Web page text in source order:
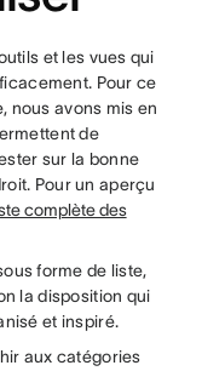
et les vues qui
Pour ce
nous avons mis en
de
sur la bonne
Pour un aperçu
complète des
forme de liste,
la disposition qui
et inspiré.
aux catégories